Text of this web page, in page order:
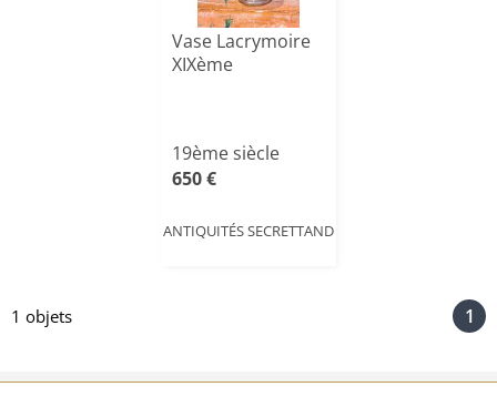
Vase Lacrymoire
XIXème
19ème siècle
650 €
ANTIQUITÉS SECRETTAND
1 objets 1